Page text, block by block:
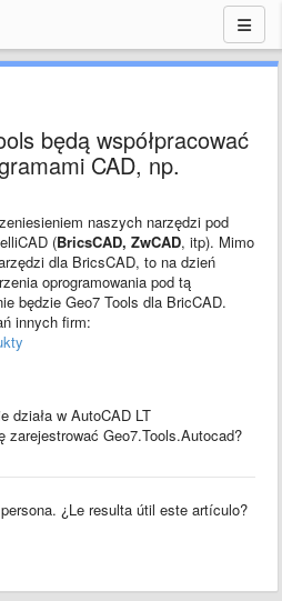
będą współpracować
CAD, np.
naszych narzędzi pod
(BricsCAD, ZwCAD, itp). Mimo
dla BricsCAD, to na dzień
oprogramowania pod tą
będzie Geo7 Tools dla BricCAD.
innych firm:
działa w AutoCAD LT
zarejestrować Geo7.Tools.Autocad?
persona. ¿Le resulta útil este artículo?